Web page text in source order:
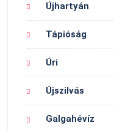
Újhartyán
Tápióság
Úri
Újszilvás
Galgahévíz